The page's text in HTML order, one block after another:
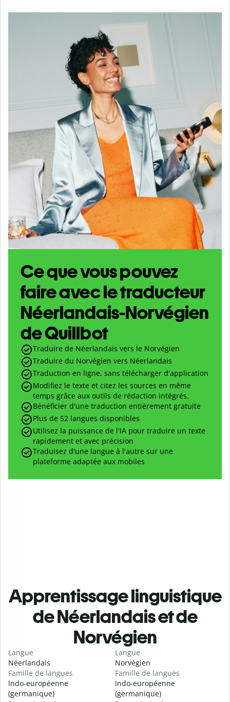
Ce que vous pouvez
faire avec le traducteur
Néerlandais-Norvégien
de Quillbot
Traduire de Néerlandais vers le Norvégien
Traduire du Norvégien vers Néerlandais
Traduction en ligne, sans télécharger d'application
Modifiez le texte et citez les sources en même
temps grâce aux outils de rédaction intégrés.
Bénéficier d'une traduction entièrement gratuite
Plus de 52 langues disponibles
Utilisez la puissance de l'IA pour traduire un texte
rapidement et avec précision
Traduisez d'une langue à l'autre sur une
plateforme adaptée aux mobiles
Apprentissage linguistique
de Néerlandais et de
Norvégien
Langue
Néerlandais
Famille de langues
Indo-européenne
(germanique)
Langue
Norvégien
Famille de langues
Indo-européenne
(germanique)